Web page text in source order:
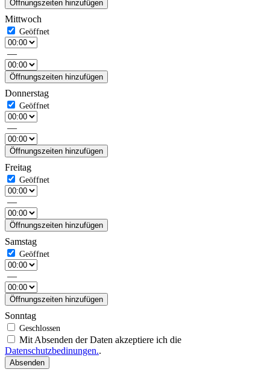
Öffnungszeiten hinzufügen
Mittwoch
—
Öffnungszeiten hinzufügen
Donnerstag
—
Öffnungszeiten hinzufügen
Freitag
—
Öffnungszeiten hinzufügen
Samstag
—
Öffnungszeiten hinzufügen
Sonntag
Mit Absenden der Daten akzeptiere ich die
Datenschutzbedinungen..
Absenden